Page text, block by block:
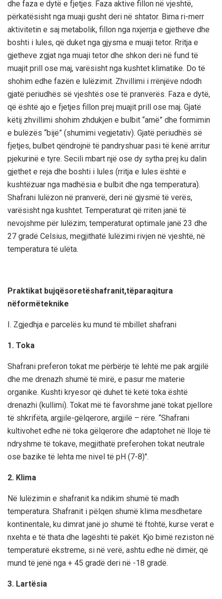
dhe faza e dytë e fjetjes. Faza aktive fillon në vjeshtë,
përkatësisht nga muaji gusht deri në shtator. Bima ri-merr
aktivitetin e saj metabolik, fillon nga nxjerrja e gjetheve dhe
boshti i lules, që duket nga gjysma e muaji tetor. Rritja e
gjetheve zgjat nga muaji tetor dhe shkon deri në fund të
muajit prill ose maj, varësisht nga kushtet klimatike. Do të
shohim edhe fazën e lulëzimit. Zhvillimi i rrënjëve ndodh
gjatë periudhës së vjeshtës ose të pranverës. Faza e dytë,
që është ajo e fjetjes fillon prej muajit prill ose maj. Gjatë
këtij zhvillimi shohim zhdukjen e bulbit “amë” dhe formimin
e bulëzës “bijë” (shumimi vegjetativ). Gjatë periudhës së
fjetjes, bulbet qëndrojnë të pandryshuar pasi të kenë arritur
pjekurinë e tyre. Secili mbart një ose dy sytha prej ku dalin
gjethet e reja dhe boshti i lules (rritja e lules është e
kushtëzuar nga madhësia e bulbit dhe nga temperatura).
Shafrani lulëzon në pranverë, deri në gjysmë të verës,
varësisht nga kushtet. Temperaturat që rriten janë të
nevojshme për lulëzim; temperaturat optimale janë 23 dhe
27 gradë Celsius, megjithatë lulëzimi rivjen në vjeshtë, në
temperatura të ulëta.
Praktikat bujqësoretëshafranit,tëparaqitura
nëformëteknike
I. Zgjedhja e parcelës ku mund të mbillet shafrani
1. Toka
Shafrani preferon tokat me përbërje të lehtë me pak argjilë
dhe me drenazh shumë të mirë, e pasur me materie
organike. Kushti kryesor që duhet të ketë toka është
drenazhi (kullimi). Tokat më të favorshme janë tokat pjellore
të shkrifëta, argjile-gëlqerore, argjilë – rëre. “Shafrani
kultivohet edhe në toka gëlqerore dhe adaptohet në lloje të
ndryshme të tokave, megjithatë preferohen tokat neutrale
ose bazike të lehta me nivel të pH (7-8)".
2. Klima
Në lulëzimin e shafranit ka ndikim shumë të madh
temperatura. Shafranit i pëlqen shumë klima mesdhetare
kontinentale, ku dimrat janë jo shumë të ftohtë, kurse verat e
nxehta e të thata dhe lagështi të pakët. Kjo bimë reziston në
temperaturë ekstreme, si në verë, ashtu edhe në dimër, që
mund të jenë nga + 45 gradë deri në -18 gradë.
3. Lartësia